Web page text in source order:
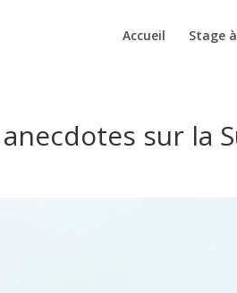
Accueil Stage
sur la